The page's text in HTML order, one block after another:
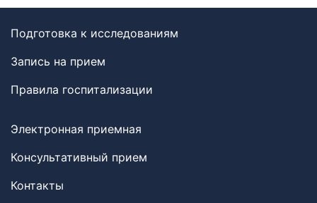
Подготовка к исследованиям
Запись на прием
Правила госпитализации
Электронная приемная
Консультативный прием
Контакты